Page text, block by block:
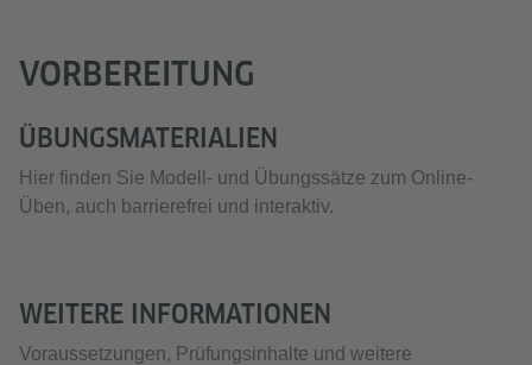
VORBEREITUNG
ÜBUNGSMATERIALIEN
Hier finden Sie Modell- und Übungssätze zum Online-
Üben, auch barrierefrei und interaktiv.
WEITERE INFORMATIONEN
Voraussetzungen, Prüfungsinhalte und weitere